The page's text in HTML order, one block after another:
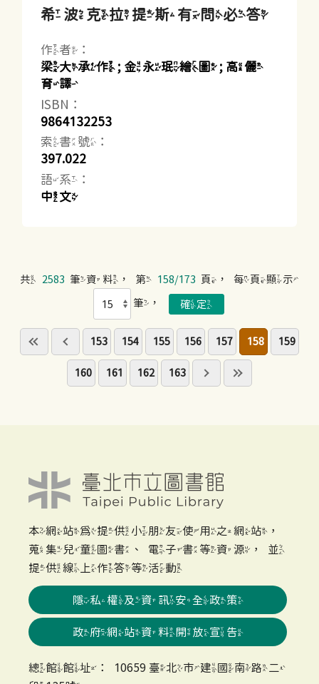
希波克拉提斯有問必答
作者：
梁大承作 ; 金永珉繪圖 ; 高儷
育譯
ISBN：
9864132253
索書號：
397.022
語系：
中文
共 2583 筆資料，第 158/173 頁，每頁顯示
筆，
153 154 155 156 157 158 159
160 161 162 163
本網站為提供小朋友使用之網站，
蒐集兒童圖書、電子書等資源，並
提供線上作答等活動
隱私權及資訊安全政策
政府網站資料開放宣告
總館館址：10659 臺北市建國南路二